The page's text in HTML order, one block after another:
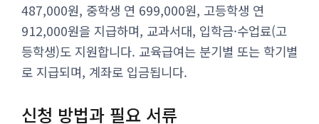
487,000원, 중학생 연 699,000원, 고등학생 연
912,000원을 지급하며, 교과서대, 입학금·수업료(고
등학생)도 지원합니다. 교육급여는 분기별 또는 학기별
로 지급되며, 계좌로 입금됩니다.
신청 방법과 필요 서류